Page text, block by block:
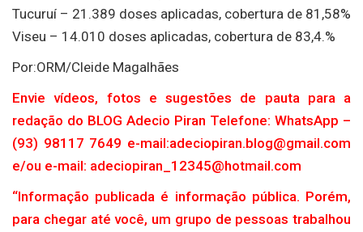
Tucuruí – 21.389 doses aplicadas, cobertura de 81,58%
Viseu – 14.010 doses aplicadas, cobertura de 83,4.%
Por:ORM/Cleide Magalhães
Envie vídeos, fotos e sugestões de pauta para a
redação do BLOG Adecio Piran Telefone: WhatsApp –
(93) 98117 7649 e-mail:adeciopiran.blog@gmail.com
e/ou e-mail: adeciopiran_12345@hotmail.com
“Informação publicada é informação pública. Porém,
para chegar até você, um grupo de pessoas trabalhou